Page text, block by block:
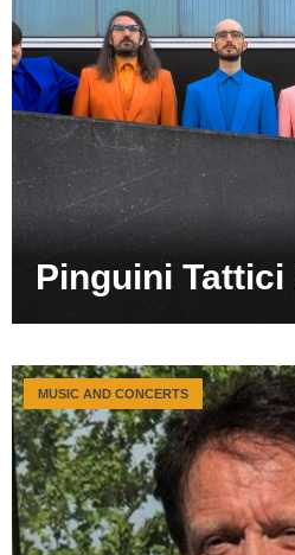
Pinguini Tattici
MUSIC AND CONCERTS